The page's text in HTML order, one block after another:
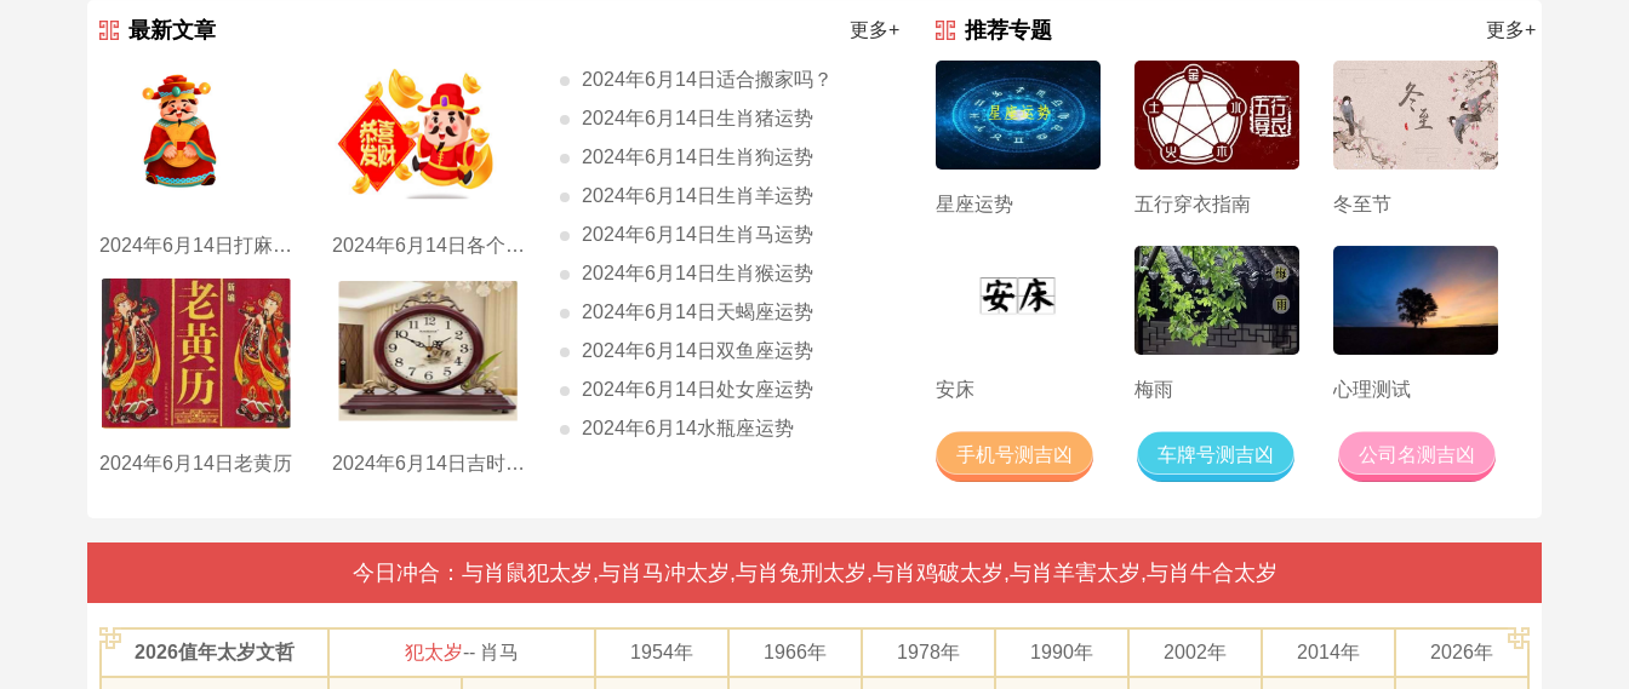
最新文章 更多+ 推荐专题 更多+
2024年6月14日打麻将财神方位 2024年6月14日各个时辰财喜神方位
2024年6月14日老黄历 2024年6月14日吉时是什么时辰？
2024年6月14日适合搬家吗？
2024年6月14日生肖猪运势
2024年6月14日生肖狗运势
2024年6月14日生肖羊运势
2024年6月14日生肖马运势
2024年6月14日生肖猴运势
2024年6月14日天蝎座运势
2024年6月14日双鱼座运势
2024年6月14日处女座运势
2024年6月14水瓶座运势
星座运势 五行穿衣指南 冬至节
安床 梅雨 心理测试
手机号测吉凶 车牌号测吉凶 公司名测吉凶
今日冲合：与肖鼠犯太岁,与肖马冲太岁,与肖兔刑太岁,与肖鸡破太岁,与肖羊害太岁,与肖牛合太岁
2026值年太岁文哲 犯太岁-- 肖马 1954年 1966年 1978年 1990年 2002年 2014年 2026年